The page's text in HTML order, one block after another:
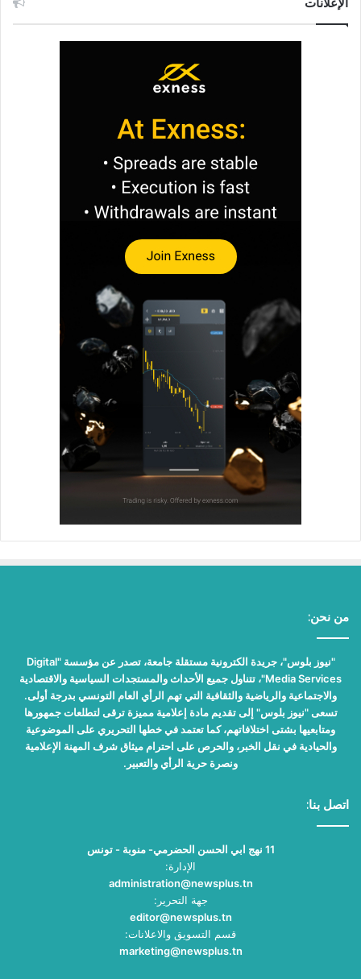
من نحن:
"نيوز بلوس"، جريدة الكترونية مستقلة جامعة، تصدر عن مؤسسة "Digital
Media Services"، تتناول جميع الأحداث والمستجدات السياسية والاقتصادية
والاجتماعية والرياضية والثقافية التي تهم الرأي العام التونسي بدرجة أولى.
تسعى "نيوز بلوس" إلى تقديم مادة إعلامية مميزة ترقى لتطلعات جمهورها
ومتابعيها بشتى اختلافاتهم، كما تعتمد في خطها التحريري على الموضوعية
والحيادية في نقل الخبر، والحرص على احترام ميثاق شرف المهنة الإعلامية
ونصرة حرية الرأي والتعبير.
اتصل بنا:
11 نهج ابي الحسن الحضرمي- منوبة - تونس
الإدارة:
administration@newsplus.tn
جهة التحرير:
editor@newsplus.tn
قسم التسويق والاعلانات:
marketing@newsplus.tn